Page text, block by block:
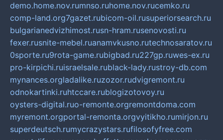
demo.home.nov.rumnso.ruhome.nov.rucemko.ru
comp-land.org7gazet.rubicom-oil.rusuperiorsearch.ru
bulgarianedvizhimost.rusn-hram.rusenovosti.ru
fexer.rusnite-mebel.ruanamvkusno.rutechnosaratov.ru
0sporte.ru9rota-game.rubigbad.ru227gp.ruwes-ex.ru
pro-kirpichi.ruisraelsale.rublack-lady.rustroy-db.com
mynances.orgladalike.ruzozor.rudvigremont.ru
odnokartinki.ruhtccare.rublogizotovoy.ru
oysters-digital.ruo-remonte.orgremontdoma.com
myremont.orgportal-remonta.orgvyitikho.rumirjon.ru
superdeutsch.rumycrazystars.rufilosofyfree.com